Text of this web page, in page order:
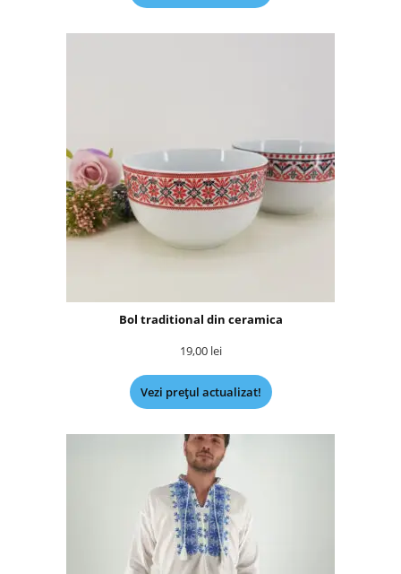
Bol traditional din ceramica
19,00 lei
Vezi prețul actualizat!